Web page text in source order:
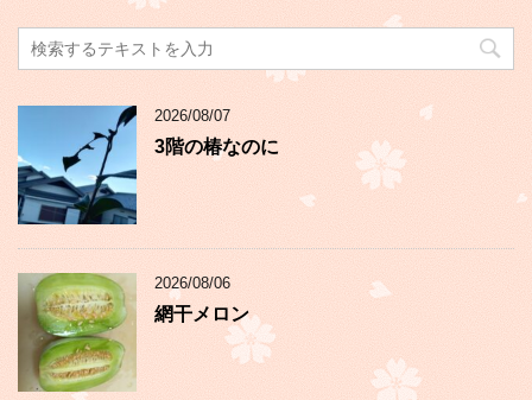
2026/08/07
3階の椿なのに
2026/08/06
網干メロン